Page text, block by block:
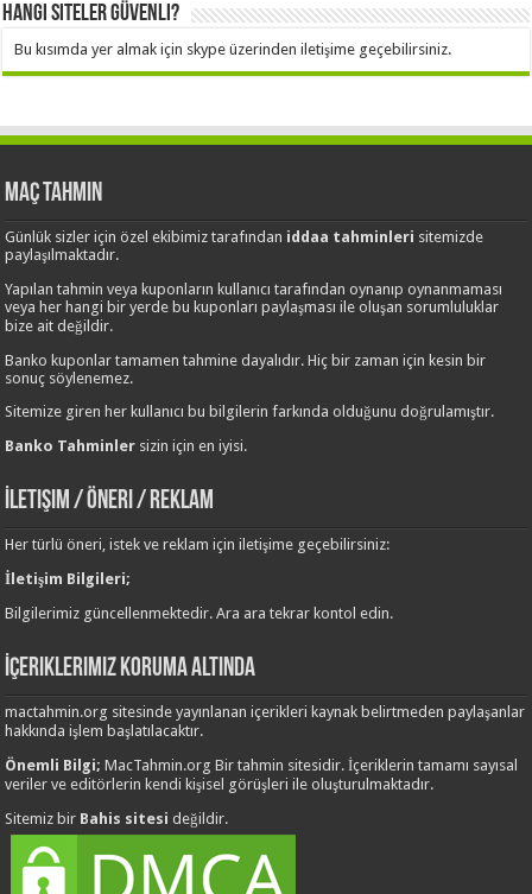
Hangi Siteler Güvenli?
Bu kısımda yer almak için skype üzerinden iletişime geçebilirsiniz.
Maç Tahmin
Günlük sizler için özel ekibimiz tarafından iddaa tahminleri sitemizde
paylaşılmaktadır.
Yapılan tahmin veya kuponların kullanıcı tarafından oynanıp oynanmaması
veya her hangi bir yerde bu kuponları paylaşması ile oluşan sorumluluklar
bize ait değildir.
Banko kuponlar tamamen tahmine dayalıdır. Hiç bir zaman için kesin bir
sonuç söylenemez.
Sitemize giren her kullanıcı bu bilgilerin farkında olduğunu doğrulamıştır.
Banko Tahminler sizin için en iyisi.
İletişim / Öneri / Reklam
Her türlü öneri, istek ve reklam için iletişime geçebilirsiniz:
İletişim Bilgileri;
Bilgilerimiz güncellenmektedir. Ara ara tekrar kontol edin.
İçeriklerimiz Koruma Altında
mactahmin.org sitesinde yayınlanan içerikleri kaynak belirtmeden paylaşanlar
hakkında işlem başlatılacaktır.
Önemli Bilgi;MacTahmin.org Bir tahmin sitesidir. İçeriklerin tamamı sayısal
veriler ve editörlerin kendi kişisel görüşleri ile oluşturulmaktadır.
Sitemiz bir Bahis sitesi değildir.